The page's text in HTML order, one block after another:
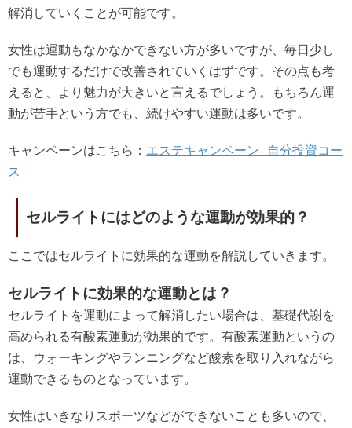
解消していくことが可能です。
女性は運動もなかなかできない方が多いですが、毎日少し
でも運動するだけで改善されていくはずです。その点も考
えると、より魅力が大きいと言えるでしょう。もちろん運
動が苦手という方でも、続けやすい運動は多いです。
キャンペーンはこちら： エステキャンペーン 自分投資コー
ス
セルライトにはどのような運動が効果的？
ここではセルライトに効果的な運動を解説していきます。
セルライトに効果的な運動とは？
セルライトを運動によって解消したい場合は、基礎代謝を
高められる有酸素運動が効果的です。有酸素運動というの
は、ウォーキングやランニングなど酸素を取り入れながら
運動できるものとなっています。
女性はいきなりスポーツなどができないことも多いので、